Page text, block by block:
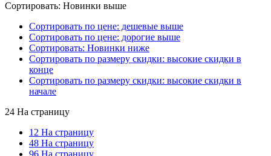
Сортировать: Новинки выше
Сортировать по цене: дешевые выше
Сортировать по цене: дорогие выше
Сортировать: Новинки ниже
Сортировать по размеру скидки: высокие скидки в
конце
Сортировать по размеру скидки: высокие скидки в
начале
24 На страницу
12 На страницу
48 На страницу